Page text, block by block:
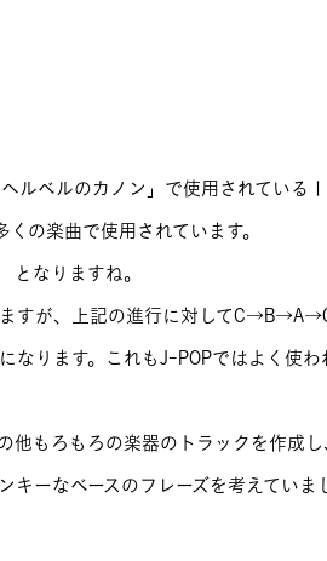
ッヘルベルのカノン」で使用
の楽曲で使用されています。
なりますね。
ますが、上記の進行に対して
なります。これもJ-POPではよく使わ
他もろもろの楽器のトラックを作成
キーなベースのフレーズを考えてい